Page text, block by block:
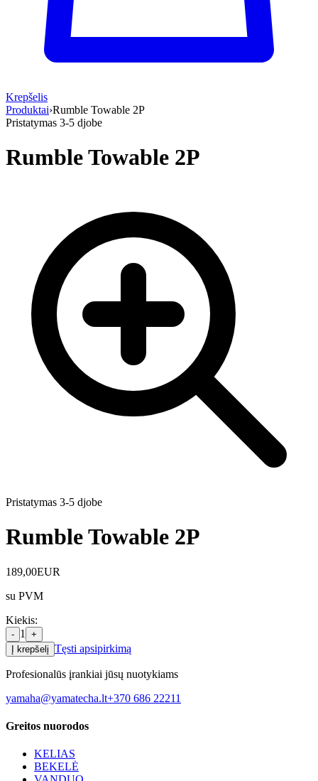
Krepšelis
Produktai›Rumble Towable 2P
Pristatymas 3-5 djobe
Rumble Towable 2P
Pristatymas 3-5 djobe
Rumble Towable 2P
189,00EUR
su PVM
Kiekis:
- 1
+
Į krepšelį Tęsti apsipirkimą
Profesionalūs įrankiai jūsų nuotykiams
yamaha@yamatecha.lt+370 686 22211
Greitos nuorodos
KELIAS
BEKELĖ